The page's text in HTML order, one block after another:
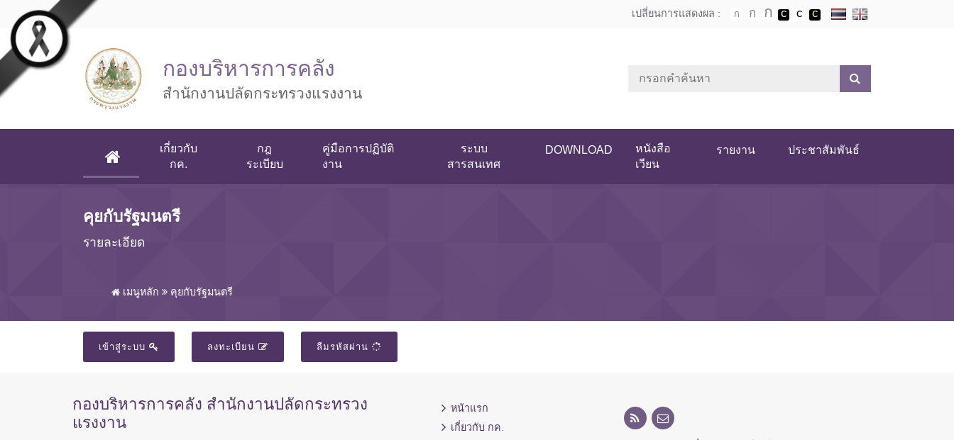
Skip to main content
เปลี่ยนการแสดงผล :
กองบริหารการคลัง
สำนักงานปลัดกระทรวงแรงงาน
(CURRENT)
เกี่ยวกับ
กค.
กฎ
ระเบียบ
คู่มือการปฏิบัติ
งาน
ระบบ
สารสนเทศ
DOWNLOAD
หนังสือ
เวียน
รายงาน ประชาสัมพันธ์
คุยกับรัฐมนตรี
รายละเอียด
เมนูหลัก คุยกับรัฐมนตรี
เข้าสู่ระบบ ลงทะเบียน ลืมรหัสผ่าน
กองบริหารการคลัง สำนักงานปลัดกระทรวง
แรงงาน
หน้าแรก
เกี่ยวกับ กค.